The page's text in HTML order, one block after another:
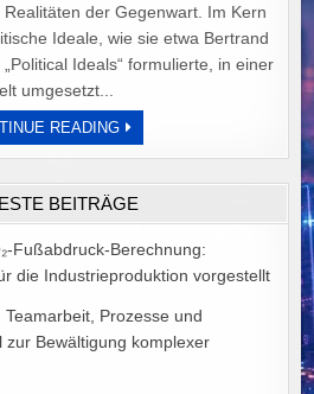
der Gegenwart. Im Kern
Ideale, wie sie etwa Bertrand
Ideals“ formulierte, in einer
umgesetzt...
READINGDER
PREIS
POLITISCHER
VON
ALEX
BEITRÄGE
Fußabdruck-Berechnung:
die Industrieproduktion vorgestellt
Prozesse und
zur Bewältigung komplexer